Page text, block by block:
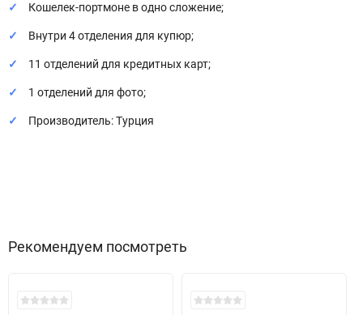
Кошелек-портмоне в одно сложение;
Внутри 4 отделения для купюр;
11 отделений для кредитных карт;
1 отделений для фото;
Производитель: Турция
Рекомендуем посмотреть
New!